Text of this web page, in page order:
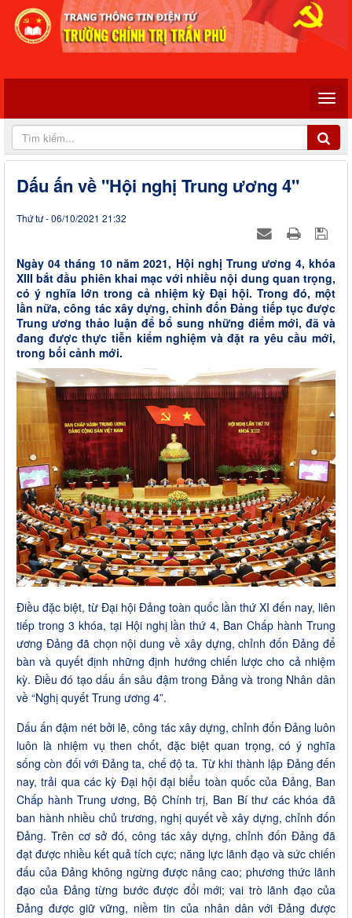
Dấu ấn về "Hội nghị Trung ương 4"
Thứ tư - 06/10/2021 21:32
Ngày 04 tháng 10 năm 2021, Hội nghị Trung ương 4, khóa
XIII bắt đầu phiên khai mạc với nhiều nội dung quan trọng,
có ý nghĩa lớn trong cả nhiệm kỳ Đại hội. Trong đó, một
lần nữa, công tác xây dựng, chỉnh đốn Đảng tiếp tục được
Trung ương thảo luận để bổ sung những điểm mới, đã và
đang được thực tiễn kiểm nghiệm và đặt ra yêu cầu mới,
trong bối cảnh mới.
Điều đặc biệt, từ Đại hội Đảng toàn quốc lần thứ XI đến nay, liên
tiếp trong 3 khóa, tại Hội nghị lần thứ 4, Ban Chấp hành Trung
ương Đảng đã chọn nội dung về xây dựng, chỉnh đốn Đảng để
bàn và quyết định những định hướng chiến lược cho cả nhiệm
kỳ. Điều đó tạo dấu ấn sâu đậm trong Đảng và trong Nhân dân
về “Nghị quyết Trung ương 4”.
Dấu ấn đậm nét bởi lẽ, công tác xây dựng, chỉnh đốn Đảng luôn
luôn là nhiệm vụ then chốt, đặc biệt quan trọng, có ý nghĩa
sống còn đối với Đảng ta, chế độ ta. Từ khi thành lập Đảng đến
nay, trải qua các kỳ Đại hội đại biểu toàn quốc của Đảng, Ban
Chấp hành Trung ương, Bộ Chính trị, Ban Bí thư các khóa đã
ban hành nhiều chủ trương, nghị quyết về xây dựng, chỉnh đốn
Đảng. Trên cơ sở đó, công tác xây dựng, chỉnh đốn Đảng đã
đạt được nhiều kết quả tích cực; năng lực lãnh đạo và sức chiến
đấu của Đảng không ngừng được nâng cao; phương thức lãnh
đạo của Đảng từng bước được đổi mới; vai trò lãnh đạo của
Đảng được giữ vững, niềm tin của nhân dân với Đảng được